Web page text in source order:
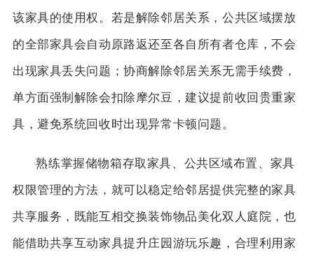
该家具的使用权。若是解除邻居关系，公共区域摆放
的全部家具会自动原路返还至各自所有者仓库，不会
出现家具丢失问题；协商解除邻居关系无需手续费，
单方面强制解除会扣除摩尔豆，建议提前收回贵重家
具，避免系统回收时出现异常卡顿问题。
熟练掌握储物箱存取家具、公共区域布置、家具
权限管理的方法，就可以稳定给邻居提供完整的家具
共享服务，既能互相交换装饰物品美化双人庭院，也
能借助共享互动家具提升庄园游玩乐趣，合理利用家